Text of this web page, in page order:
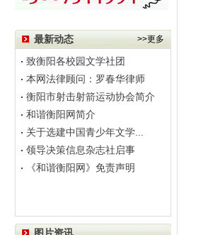
最新动态 >>更多
致衡阳各校园文学社团
本网法律顾问：罗春华律师
衡阳市射击射箭运动协会简介
和谐衡阳网简介
关于选建中国青少年文学...
领导决策信息杂志社启事
《和谐衡阳网》免责声明